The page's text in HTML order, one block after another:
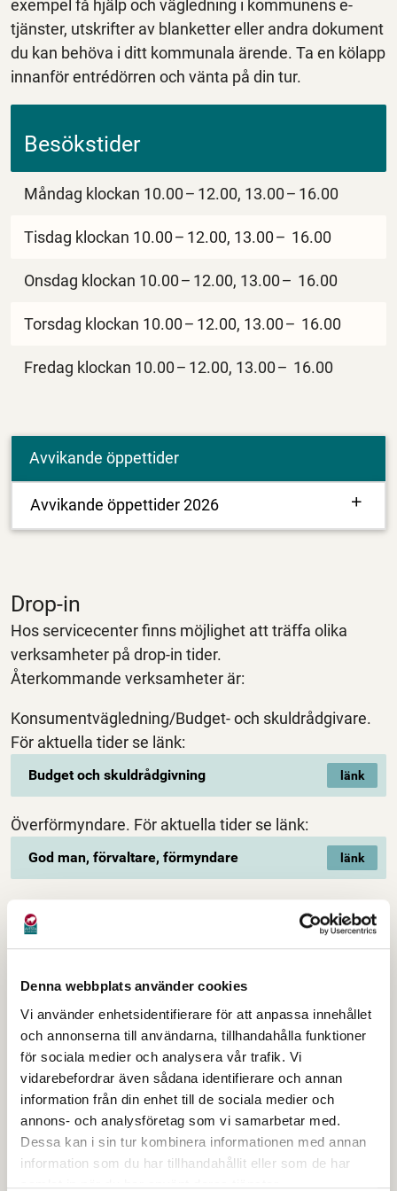
Denna webbplats använder cookies
Vi använder enhetsidentifierare för att anpassa innehållet
och annonserna till användarna, tillhandahålla funktioner
för sociala medier och analysera vår trafik. Vi
vidarebefordrar även sådana identifierare och annan
information från din enhet till de sociala medier och
annons- och analysföretag som vi samarbetar med.
Dessa kan i sin tur kombinera informationen med annan
information som du har tillhandahållit eller som de har
exempel få hjälp och vägledning i kommunens e-
tjänster, utskrifter av blanketter eller andra dokument
du kan behöva i ditt kommunala ärende. Ta en kölapp
innanför entrédörren och vänta på din tur.
Besökstider
Måndag klockan 10.00– 12.00, 13.00– 16.00
Tisdag klockan 10.00– 12.00, 13.00– 16.00
Onsdag klockan 10.00– 12.00, 13.00– 16.00
Torsdag klockan 10.00– 12.00, 13.00– 16.00
Fredag klockan 10.00– 12.00, 13.00– 16.00
Avvikande öppettider
Avvikande öppettider 2026
Drop-in
Hos servicecenter finns möjlighet att träffa olika
verksamheter på drop-in tider.
Återkommande verksamheter är:
Konsumentvägledning/Budget- och skuldrådgivare.
För aktuella tider se länk:
Budget och skuldrådgivning
Överförmyndare. För aktuella tider se länk:
God man, förvaltare, förmyndare
I november och december 2021 invigdes två nya
servicepunkter. En i Krylbo och en i Horndal. Här kan
du ett par dagar i veckan bland annat träffa någon av
Avesta kommuns samhällsvägledare för att få hjälp i
dina kommunala ärenden. Läs mer om serviceutbud
och öppettider under respektive servicepunkt. Följ
länkarna här nedan.